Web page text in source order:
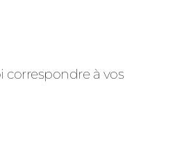
correspondre à vos